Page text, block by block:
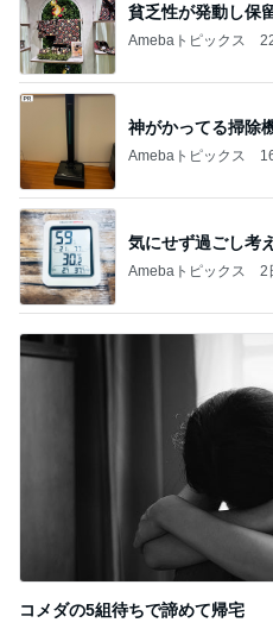
貧乏性が発動し保
Amebaトピックス
神がかってる掃除
Amebaトピックス
気にせず過ごし考
Amebaトピックス 2
コメダの5組待ちで諦めて帰宅